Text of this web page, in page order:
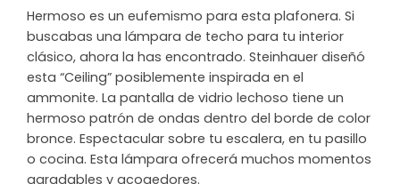
Hermoso es un eufemismo para esta plafonera. Si
buscabas una lámpara de techo para tu interior
clásico, ahora la has encontrado. Steinhauer diseñó
esta “Ceiling” posiblemente inspirada en el
ammonite. La pantalla de vidrio lechoso tiene un
hermoso patrón de ondas dentro del borde de color
bronce. Espectacular sobre tu escalera, en tu pasillo
o cocina. Esta lámpara ofrecerá muchos momentos
agradables y acogedores.